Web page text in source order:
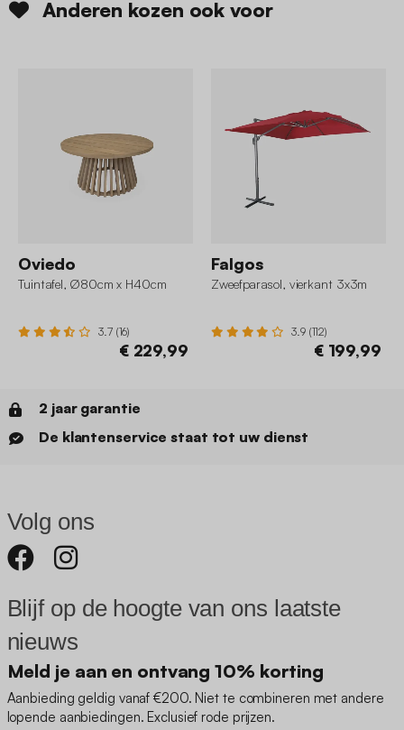
Anderen kozen ook voor
Oviedo
Tuintafel, Ø80cm x H40cm
3.7 (16)
€ 229,99
Falgos
Zweefparasol, vierkant 3x3m
3.9 (112)
€ 199,99
2 jaar garantie
De klantenservice staat tot uw dienst
Volg ons
Blijf op de hoogte van ons laatste
nieuws
Meld je aan en ontvang 10% korting
Aanbieding geldig vanaf €200. Niet te combineren met andere
lopende aanbiedingen. Exclusief rode prijzen.